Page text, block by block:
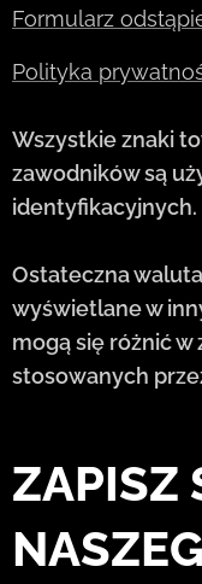
Formularz
Polityka
Wszystkie znaki
zawodników są
identyfikacyjnych.
Ostateczna
wyświetlane w
mogą się różnić
stosowanych
ZAPISZ